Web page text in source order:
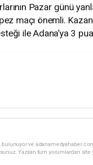
Pazar günü
maçı önemli.
ile Adana’ya 3
bulunuyor ve
Yazılan tüm yorumlardan